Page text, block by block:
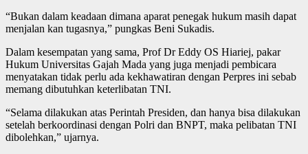
“Bukan dalam keadaan dimana aparat penegak hukum masih dapat
menjalan kan tugasnya,” pungkas Beni Sukadis.
Dalam kesempatan yang sama, Prof Dr Eddy OS Hiariej, pakar
Hukum Universitas Gajah Mada yang juga menjadi pembicara
menyatakan tidak perlu ada kekhawatiran dengan Perpres ini sebab
memang dibutuhkan keterlibatan TNI.
“Selama dilakukan atas Perintah Presiden, dan hanya bisa dilakukan
setelah berkoordinasi dengan Polri dan BNPT, maka pelibatan TNI
dibolehkan,” ujarnya.